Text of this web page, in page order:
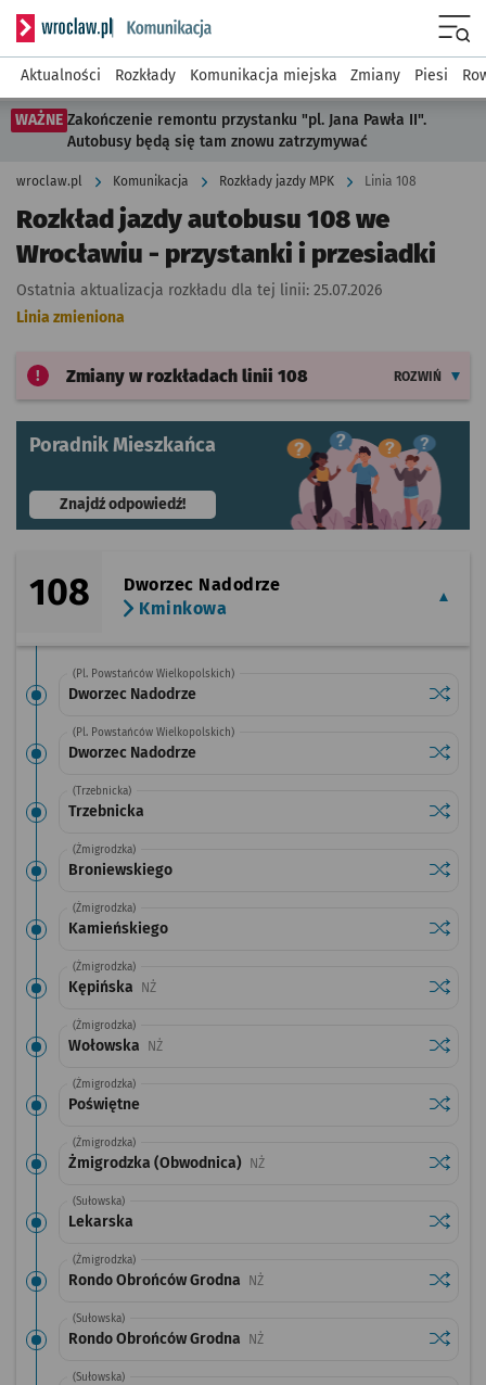
Serwis informacyjny wroclaw.pl podserwis: Komunikacja
Aktualności Rozkłady Komunikacja miejska Zmiany Piesi
WAŻNE Zakończenie remontu przystanku "pl. Jana Pawła II".
Autobusy będą się tam znowu zatrzymywać
wroclaw.pl Komunikacja Rozkłady jazdy MPK Linia 108
Rozkład jazdy autobusu 108 we
Wrocławiu - przystanki i przesiadki
Ostatnia aktualizacja rozkładu dla tej linii: 25.07.2026
Linia zmieniona
Zmiany w rozkładach linii 108 ROZWIŃ
Poradnik Mieszkańca
Znajdź odpowiedź!- otworzy się w nowej karcie
108
Dworzec Nadodrze
Kminkowa
(Pl. Powstańców Wielkopolskich)
Dworzec Nadodrze
(Pl. Powstańców Wielkopolskich)
Dworzec Nadodrze
(Trzebnicka)
Trzebnicka
(Żmigrodzka)
Broniewskiego
(Żmigrodzka)
Kamieńskiego
(Żmigrodzka)
Kępińska NŻPrzystanek na życzenie
(Żmigrodzka)
Wołowska NŻPrzystanek na życzenie
(Żmigrodzka)
Poświętne
(Żmigrodzka)
Żmigrodzka (Obwodnica) NŻPrzystanek na życzenie
(Sułowska)
Lekarska
(Żmigrodzka)
Rondo Obrońców Grodna NŻPrzystanek na życzenie
(Sułowska)
Rondo Obrońców Grodna NŻPrzystanek na życzenie
(Sułowska)